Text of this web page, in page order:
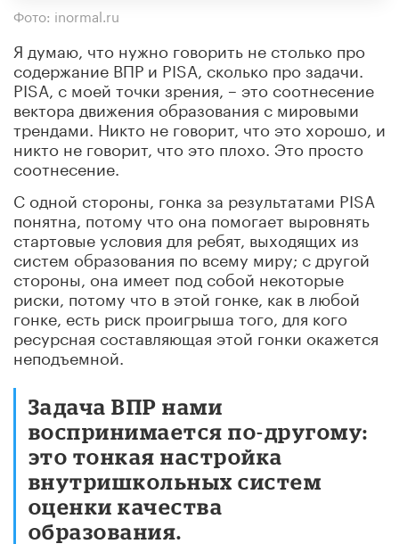
Фото: inormal.ru
Я думаю, что нужно говорить не столько про
содержание ВПР и PISA, сколько про задачи.
PISА, с моей точки зрения, – это соотнесение
вектора движения образования с мировыми
трендами. Никто не говорит, что это хорошо, и
никто не говорит, что это плохо. Это просто
соотнесение.
С одной стороны, гонка за результатами PISA
понятна, потому что она помогает выровнять
стартовые условия для ребят, выходящих из
систем образования по всему миру; с другой
стороны, она имеет под собой некоторые
риски, потому что в этой гонке, как в любой
гонке, есть риск проигрыша того, для кого
ресурсная составляющая этой гонки окажется
неподъемной.
Задача ВПР нами
воспринимается по-другому:
это тонкая настройка
внутришкольных систем
оценки качества
образования.